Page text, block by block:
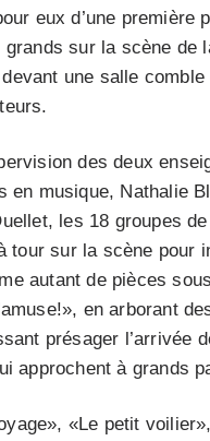
eux d’une première
grands sur la scène de
une salle
des deux
en musique, Nathalie
les 18 groupes
tour sur la scène pour
autant de pièces
en arborant
présager l’arrivée
approchent à grands
«Le petit